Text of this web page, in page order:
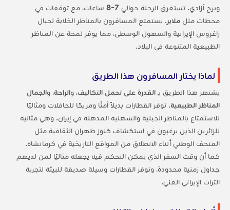
وبرج آزادي. تستغرق الرحلة حوالي 7-8
ساعات، مع توقفات في
محطات مثل ملاير. يستمتع المسافرون بالمناظر الخلابة لجبال
زاغروس الإيرانية والسهول الوسطى، مما يوفر لمحة عن المناظر
الطبيعية المتنوعة في البلاد.
لماذا يختار المسافرون هذا الطريق
يشتهر هذا الطريق بـ القدرة على تحمل التكاليف، والراحة، والجمال
المناظر الطبيعية. توفر القطارات بديلاً آمنًا ومريحًا للحافلات ومثاليًا
للاستمتاع بالمناظر الجبلية والسهلية المذهلة في إيران. وهي مثالية
للزائرين الذين يرغبون في استكشاف كنوز طهران الثقافية مثل
المتحف الوطني أثناء الانطلاق من المواقع التاريخية في كرمانشاه.
كما أن وقت السفر الذي يمكن التحكم فيه يجعله مثاليًا لمن لديهم
جداول زمنية محدودة، وتوفر القطارات وسيلة صديقة للبيئة لتجربة
التراث الإيراني الغني.